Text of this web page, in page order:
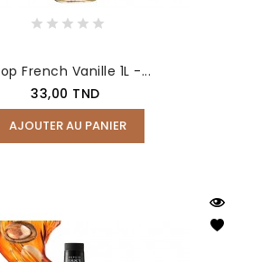
French Vanille 1L -...
Prix
33,00 TND
AJOUTER AU PANIER